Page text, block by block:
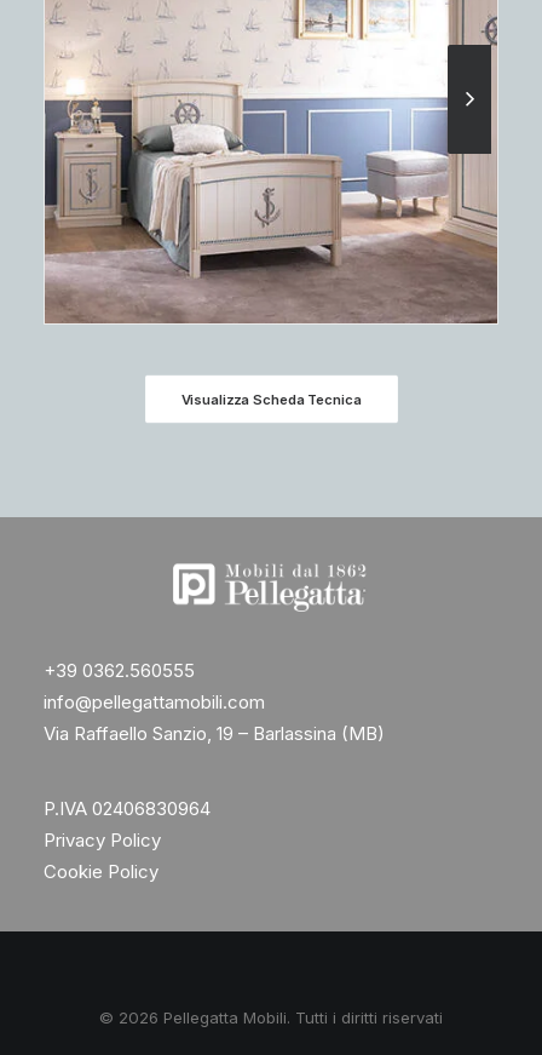
Visualizza Scheda Tecnica
+39 0362.560555
info@pellegattamobili.com
Via Raffaello Sanzio, 19 – Barlassina (MB)
P.IVA 02406830964
Privacy Policy
Cookie Policy
© 2026 Pellegatta Mobili. Tutti i diritti riservati